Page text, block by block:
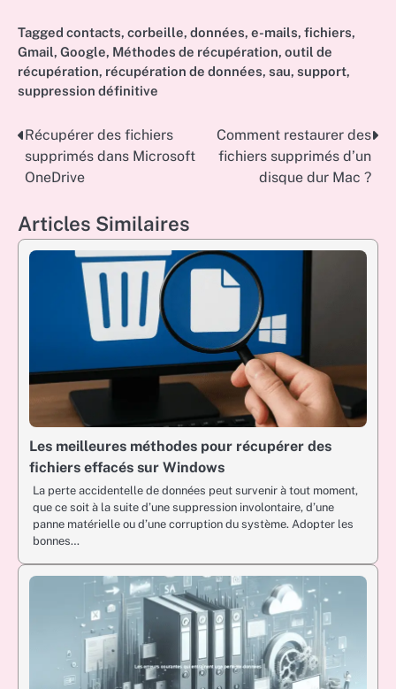
Tagged contacts, corbeille, données, e-mails, fichiers,
Gmail, Google, Méthodes de récupération, outil de
récupération, récupération de données, sau, support,
suppression définitive
Post
navigation
Récupérer des fichiers
supprimés dans Microsoft
OneDrive
Comment restaurer des
fichiers supprimés d’un
disque dur Mac ?
Articles Similaires
Les meilleures méthodes pour récupérer des
fichiers effacés sur Windows
La perte accidentelle de données peut survenir à tout moment,
que ce soit à la suite d’une suppression involontaire, d’une
panne matérielle ou d’une corruption du système. Adopter les
bonnes…